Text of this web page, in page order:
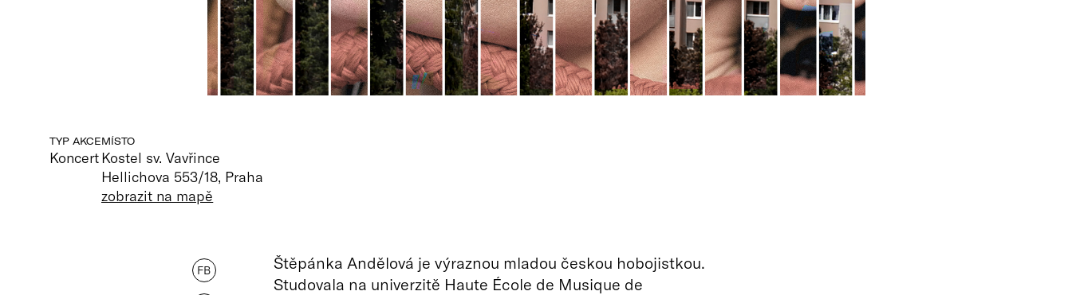
TYP AKCE
Koncert
MÍSTO
Kostel sv. Vavřince
Hellichova 553/18, Praha
zobrazit na mapě
FB
Štěpánka Andělová je výraznou mladou českou hobojistkou.
Studovala na univerzitě Haute École de Musique de